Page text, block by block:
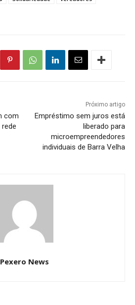
com
Próximo artigo
Empréstimo sem juros está
liberado para
microempreendedores
individuais de Barra Velha
Pexero News